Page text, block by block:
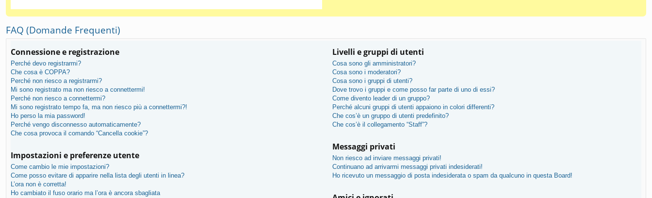
FAQ (Domande Frequenti)
Connessione e registrazione
Perché devo registrarmi?
Che cosa è COPPA?
Perché non riesco a registrarmi?
Mi sono registrato ma non riesco a connettermi!
Perché non riesco a connettermi?
Mi sono registrato tempo fa, ma non riesco più a connettermi?!
Ho perso la mia password!
Perché vengo disconnesso automaticamente?
Che cosa provoca il comando “Cancella cookie”?
Impostazioni e preferenze utente
Come cambio le mie impostazioni?
Come posso evitare di apparire nella lista degli utenti in linea?
L’ora non è corretta!
Ho cambiato il fuso orario ma l’ora è ancora sbagliata
Livelli e gruppi di utenti
Cosa sono gli amministratori?
Cosa sono i moderatori?
Cosa sono i gruppi di utenti?
Dove trovo i gruppi e come posso far parte di uno di essi?
Come divento leader di un gruppo?
Perché alcuni gruppi di utenti appaiono in colori differenti?
Che cos’è un gruppo di utenti predefinito?
Che cos’è il collegamento “Staff”?
Messaggi privati
Non riesco ad inviare messaggi privati!
Continuano ad arrivarmi messaggi privati indesiderati!
Ho ricevuto un messaggio di posta indesiderata o spam da qualcuno in questa Board!